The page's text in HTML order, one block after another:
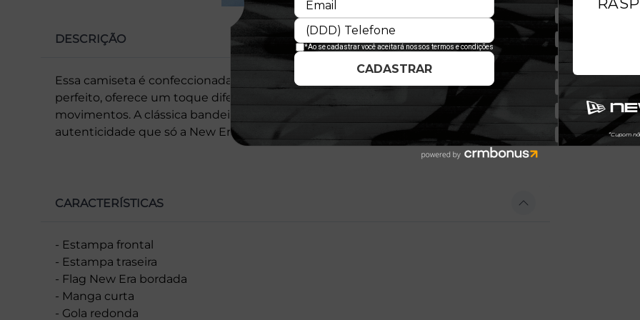
DESCRIÇÃO
Essa camiseta é confeccionada em malha de qualidade e, com um caimento
perfeito, oferece um toque diferenciado e macio à pele, além de não limitar os
movimentos. A clássica bandeira New Era® na manga esquerda assegura toda
autenticidade que só a New Era® proporciona.
CARACTERÍSTICAS
- Estampa frontal
- Estampa traseira
- Flag New Era bordada
- Manga curta
- Gola redonda